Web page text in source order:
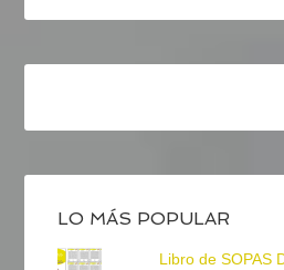
LO MÁS POPULAR
Libro de SOPAS